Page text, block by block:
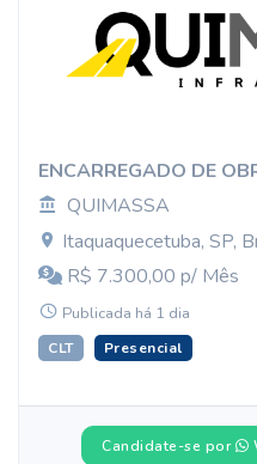
ENCARREGADO DE
QUIMASSA
Itaquaquecetuba, SP,
R$ 7.300,00 p/ Mês
Publicada há 1 dia
CLT Presencial
Candidate-se por